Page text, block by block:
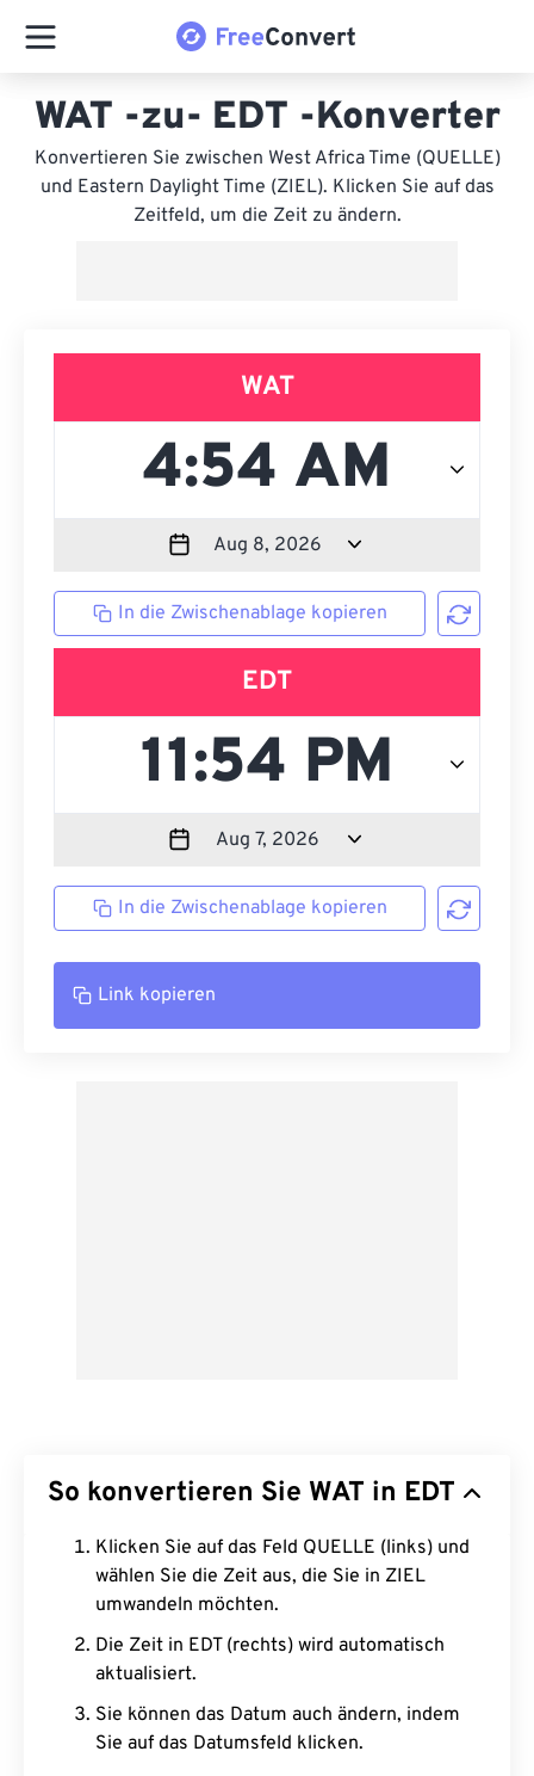
WAT -zu- EDT -Konverter
Konvertieren Sie zwischen West Africa Time (QUELLE)
und Eastern Daylight Time (ZIEL). Klicken Sie auf das
Zeitfeld, um die Zeit zu ändern.
WAT
In die Zwischenablage kopieren
EDT
In die Zwischenablage kopieren
Link kopieren
So konvertieren Sie WAT in EDT
Klicken Sie auf das Feld QUELLE (links) und
wählen Sie die Zeit aus, die Sie in ZIEL
umwandeln möchten.
Die Zeit in EDT (rechts) wird automatisch
aktualisiert.
Sie können das Datum auch ändern, indem
Sie auf das Datumsfeld klicken.